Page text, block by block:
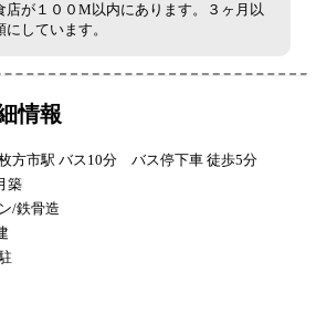
店が１００M以内にあります。３ヶ月以
しています。
情報
方市駅 バス10分 バス停下車 徒歩5分
築
/鉄骨造